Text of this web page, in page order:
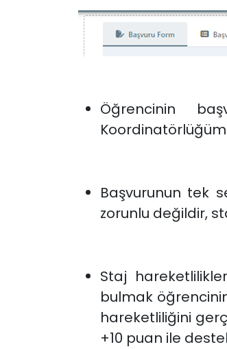
Öğrencinin
Başvurunun tek
zorunlu değildir,
Staj
bulmak
hareketliliğini
+10 puan ile